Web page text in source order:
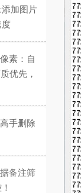
加图片
度
素：自
优先，
手删除
备注筛